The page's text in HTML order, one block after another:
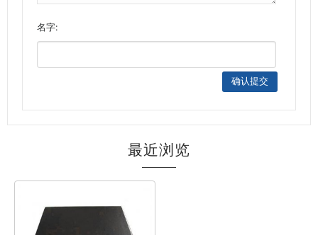
名字:
最近浏览